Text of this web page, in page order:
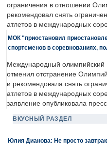
ограничения в отношении
рекомендовал снять
атлетов в международных
МОК "приостановил
спортсменов в соревнованиях,
Международный
отменил отстранение
и рекомендовала снять
атлетов в международных
заявление опубликовала
ВКУСНЫЙ РАЗДЕЛ
Юлия Дианова: Не просто завтрак